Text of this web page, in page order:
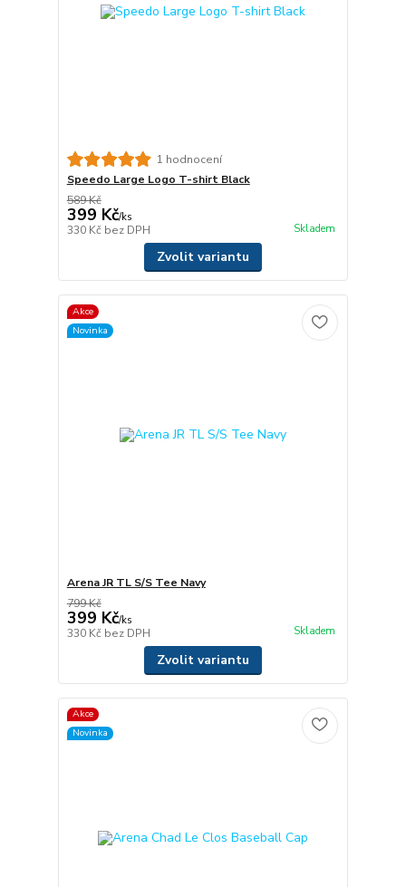
1 hodnocení
Speedo Large Logo T-shirt Black
589 Kč
399 Kč/ks
330 Kč bez DPH Skladem
Zvolit variantu
Akce
Novinka
Arena JR TL S/S Tee Navy
799 Kč
399 Kč/ks
330 Kč bez DPH Skladem
Zvolit variantu
Akce
Novinka